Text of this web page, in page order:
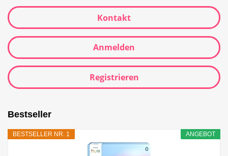
Kontakt
Anmelden
Registrieren
Bestseller
ANGEBOT
BESTSELLER NR. 1